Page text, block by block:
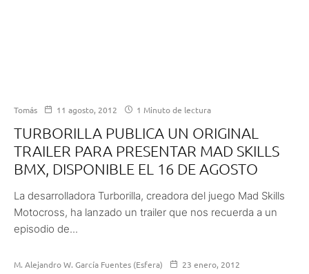
Tomás 11 agosto, 2012 1 Minuto de lectura
TURBORILLA PUBLICA UN ORIGINAL
TRAILER PARA PRESENTAR MAD SKILLS
BMX, DISPONIBLE EL 16 DE AGOSTO
La desarrolladora Turborilla, creadora del juego Mad Skills
Motocross, ha lanzado un trailer que nos recuerda a un
episodio de...
M. Alejandro W. García Fuentes (Esfera)
23 enero, 2012